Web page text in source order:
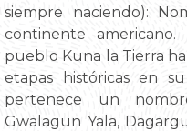
siempre naciendo):
continente
pueblo Kuna la Tierra
etapas históricas en
pertenece un
Gwalagun Yala,